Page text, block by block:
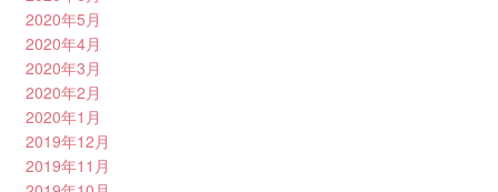
2020年5月
2020年4月
2020年3月
2020年2月
2020年1月
2019年12月
2019年11月